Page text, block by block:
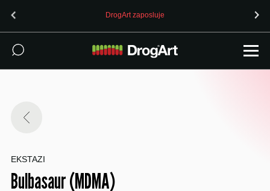
DrogArt zaposluje
EKSTAZI
Bulbasaur (MDMA)